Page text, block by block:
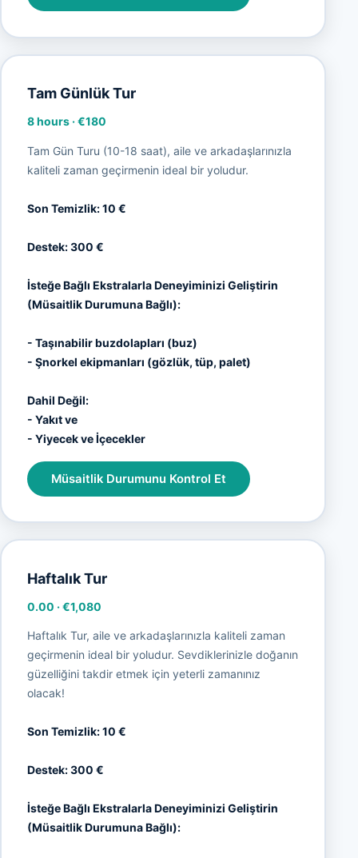
Tam Günlük Tur
8 hours·€180
Tam Gün Turu (10-18 saat), aile ve arkadaşlarınızla
kaliteli zaman geçirmenin ideal bir yoludur.
Son Temizlik: 10 €
Destek: 300 €
İsteğe Bağlı Ekstralarla Deneyiminizi Geliştirin
(Müsaitlik Durumuna Bağlı):
- Taşınabilir buzdolapları (buz)
- Şnorkel ekipmanları (gözlük, tüp, palet)
Dahil Değil:
- Yakıt ve
- Yiyecek ve İçecekler
Müsaitlik Durumunu Kontrol Et
Haftalık Tur
0.00 ·€1,080
Haftalık Tur, aile ve arkadaşlarınızla kaliteli zaman
geçirmenin ideal bir yoludur. Sevdiklerinizle doğanın
güzelliğini takdir etmek için yeterli zamanınız
olacak!
Son Temizlik: 10 €
Destek: 300 €
İsteğe Bağlı Ekstralarla Deneyiminizi Geliştirin
(Müsaitlik Durumuna Bağlı):